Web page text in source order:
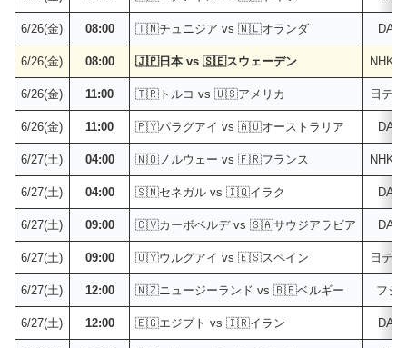
6/26(金) 08:00 🇹🇳チュニジア vs 🇳🇱オランダ
6/26(金) 08:00 🇯🇵日本 vs 🇸🇪スウェーデン NHK
6/26(金) 11:00 🇹🇷トルコ vs 🇺🇸アメリカ 日テ
6/26(金) 11:00 🇵🇾パラグアイ vs 🇦🇺オーストラリア
6/27(土) 04:00 🇳🇴ノルウェー vs 🇫🇷フランス NHK
6/27(土) 04:00 🇸🇳セネガル vs 🇮🇶イラク
6/27(土) 09:00 🇨🇻カーボベルデ vs 🇸🇦サウジアラビア
6/27(土) 09:00 🇺🇾ウルグアイ vs 🇪🇸スペイン 日テ
6/27(土) 12:00 🇳🇿ニュージーランド vs 🇧🇪ベルギー フジ
6/27(土) 12:00 🇪🇬エジプト vs 🇮🇷イラン